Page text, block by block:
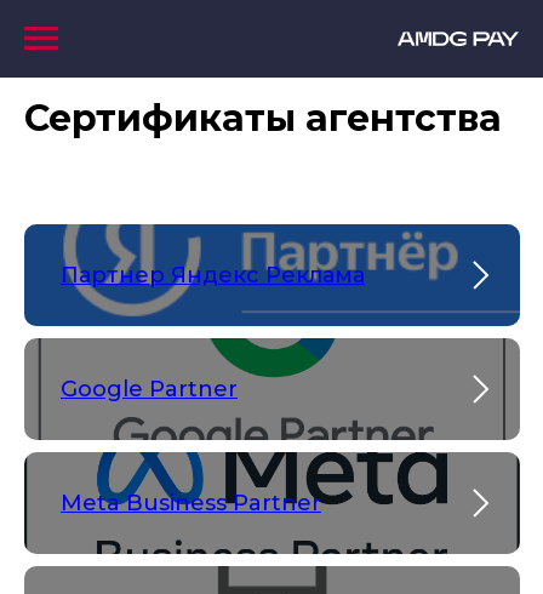
Сертификаты агентства
Партнер Яндекс Реклама
Google Partner
Meta Business Partner